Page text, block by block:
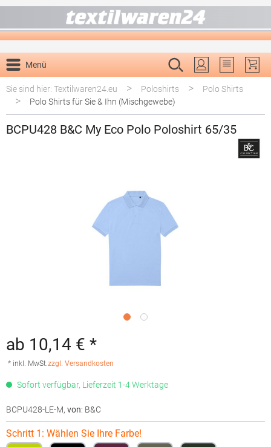
Menü
Du hast 0
Sie sind hier: Textilwaren24.eu
> Poloshirts > Polo Shirts
> Polo Shirts für Sie & Ihn (Mischgewebe)
BCPU428 B&C My Eco Polo Poloshirt 65/35
ab 10,14 € *
* inkl. MwSt.zzgl. Versandkosten
Sofort verfügbar, Lieferzeit 1-4 Werktage
BCPU428-LE-M, von: B&C
Schritt 1: Wählen Sie Ihre Farbe!